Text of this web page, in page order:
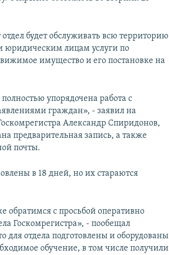
отдел будет обслуживать всю территорию
юридическим лицам услуги по
имущество и его постановке на
упорядочена работа с
граждан», - заявил на
Александр Спиридонов,
предварительная запись, а также
почты.
в 18 дней, но их стараются
обратимся с просьбой оперативно
Госкомрегистра», - пообещал
для отдела подготовлены и оборудованы
обучение, в том числе получили